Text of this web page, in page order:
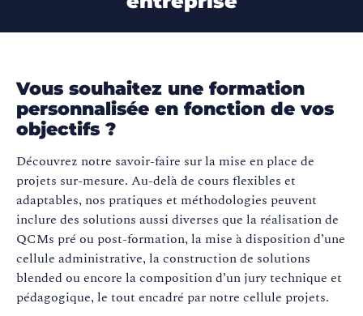
Vous souhaitez une formation
personnalisée en fonction de vos
objectifs ?
Découvrez notre savoir-faire sur la mise en place de
projets sur-mesure. Au-delà de cours flexibles et
adaptables, nos pratiques et méthodologies peuvent
inclure des solutions aussi diverses que la réalisation de
QCMs pré ou post-formation, la mise à disposition d’une
cellule administrative, la construction de solutions
blended ou encore la composition d’un jury technique et
pédagogique, le tout encadré par notre cellule projets.